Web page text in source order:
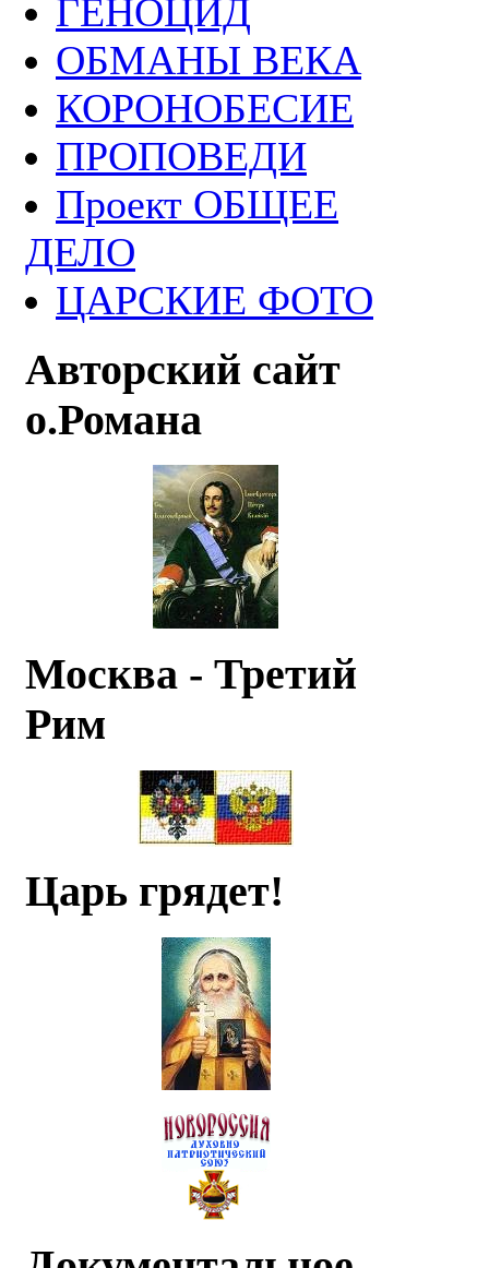
ГЕНОЦИД
ОБМАНЫ ВЕКА
КОРОНОБЕСИЕ
ПРОПОВЕДИ
Проект ОБЩЕЕ
ДЕЛО
ЦАРСКИЕ ФОТО
Авторский сайт
о.Романа
Москва - Третий
Рим
Царь грядет!